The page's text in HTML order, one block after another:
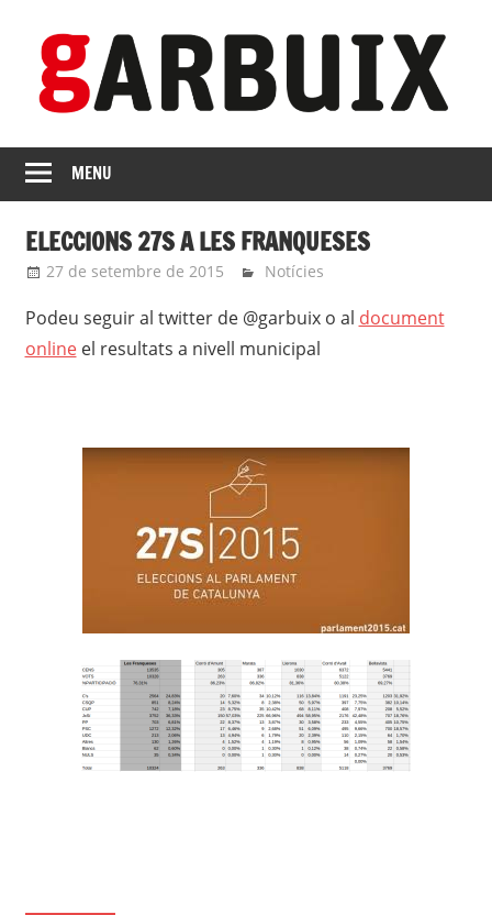
content
GARBUIX
Independent
de
Franqueses
MENU
ELECCIONS 27S A LES FRANQUESES
27 de setembre de 2015 roger
Notícies
Podeu seguir al twitter de @garbuix o al document
onlineel resultats a nivell municipal